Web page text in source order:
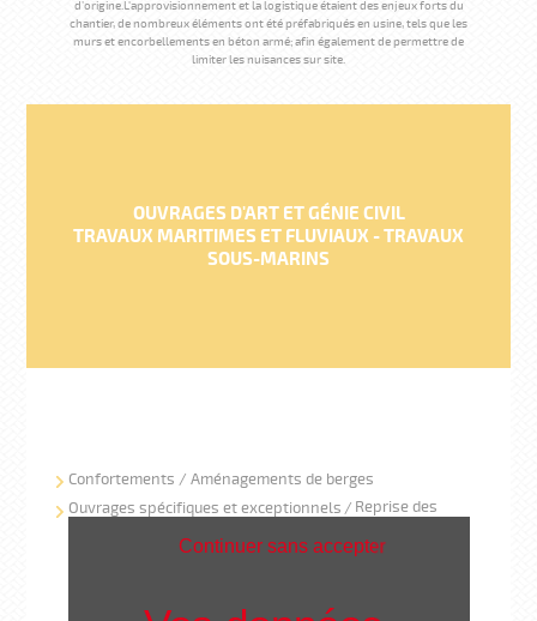
d’origine.L'approvisionnement et la logistique étaient des enjeux forts du
chantier, de nombreux éléments ont été préfabriqués en usine, tels que les
murs et encorbellements en béton armé; afin également de permettre de
limiter les nuisances sur site.
OUVRAGES D'ART ET GÉNIE CIVIL
TRAVAUX MARITIMES ET FLUVIAUX - TRAVAUX
SOUS-MARINS
Confortements / Aménagements de berges
Ouvrages spécifiques et exceptionnels
Reprise des
Continuer sans accepter